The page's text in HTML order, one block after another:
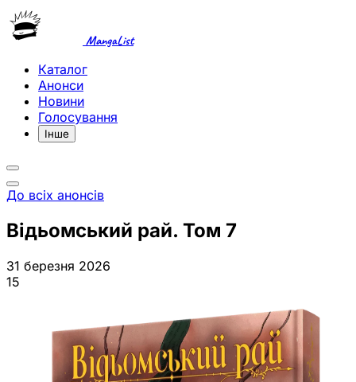
MangaList
Каталог
Анонси
Новини
Голосування
Інше
До всіх анонсів
Відьомський рай. Том 7
31 березня 2026
15